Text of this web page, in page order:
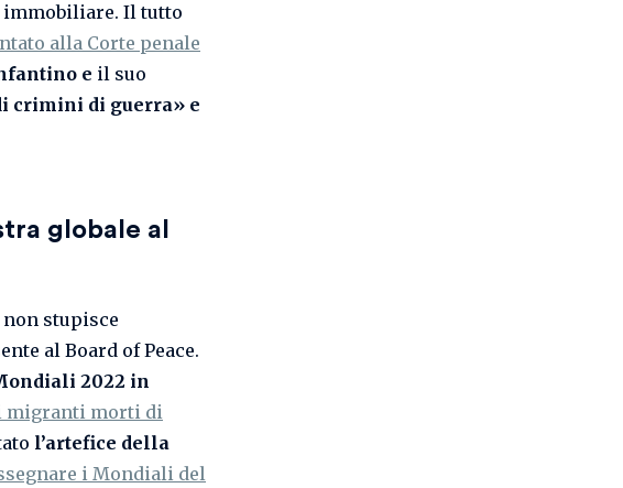
immobiliare. Il tutto
alla Corte penale
e il suo
crimini di guerra» e
globale al
stupisce
al Board of Peace.
2022 in
migranti morti di
l’artefice della
i Mondiali del